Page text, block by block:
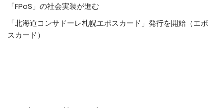
「FPoS」の社会実装が進む
「北海道コンサドーレ札幌エポスカード」発行を開始（エポ
スカード）